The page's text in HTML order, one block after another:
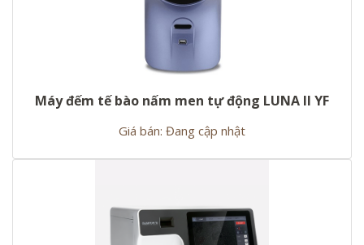
Máy đếm tế bào nấm men tự động LUNA II YF
Giá bán: Đang cập nhật